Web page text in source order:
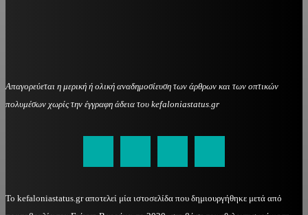
Απαγορεύεται η μερική ή ολική αναδημοσίευση των άρθρων και των οπτικών
πολυμέσων χωρίς την έγγραφη άδεια του kefaloniastatus.gr
Το kefaloniastatus.gr αποτελεί μία ιστοσελίδα που δημιουργήθηκε μετά από